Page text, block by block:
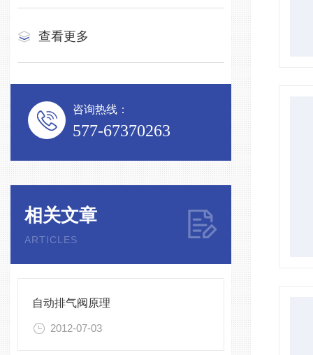
查看更多
咨询热线：
577-67370263
相关文章
ARTICLES
自动排气阀原理
2012-07-03